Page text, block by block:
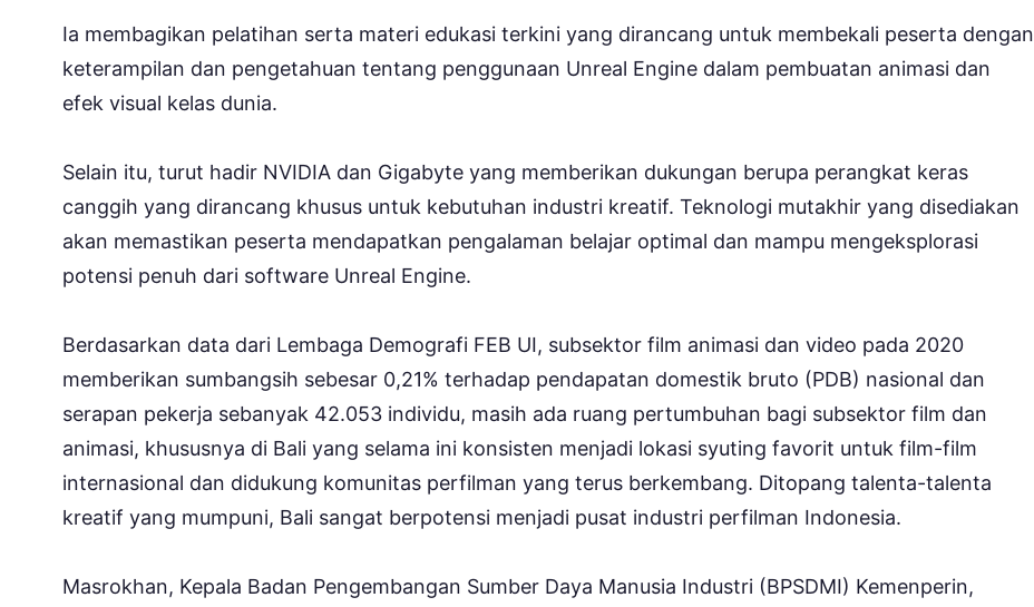
Ia membagikan pelatihan serta materi edukasi terkini yang dirancang untuk membekali peserta dengan
keterampilan dan pengetahuan tentang penggunaan Unreal Engine dalam pembuatan animasi dan
efek visual kelas dunia.
Selain itu, turut hadir NVIDIA dan Gigabyte yang memberikan dukungan berupa perangkat keras
canggih yang dirancang khusus untuk kebutuhan industri kreatif. Teknologi mutakhir yang disediakan
akan memastikan peserta mendapatkan pengalaman belajar optimal dan mampu mengeksplorasi
potensi penuh dari software Unreal Engine.
Berdasarkan data dari Lembaga Demografi FEB UI, subsektor film animasi dan video pada 2020
memberikan sumbangsih sebesar 0,21% terhadap pendapatan domestik bruto (PDB) nasional dan
serapan pekerja sebanyak 42.053 individu, masih ada ruang pertumbuhan bagi subsektor film dan
animasi, khususnya di Bali yang selama ini konsisten menjadi lokasi syuting favorit untuk film-film
internasional dan didukung komunitas perfilman yang terus berkembang. Ditopang talenta-talenta
kreatif yang mumpuni, Bali sangat berpotensi menjadi pusat industri perfilman Indonesia.
Masrokhan, Kepala Badan Pengembangan Sumber Daya Manusia Industri (BPSDMI) Kemenperin,